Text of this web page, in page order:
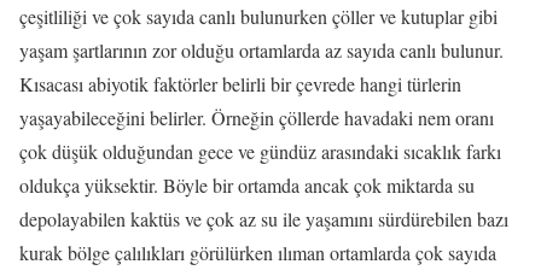
çeşitliliği ve çok sayıda canlı bulunurken çöller ve kutuplar gibi
yaşam şartlarının zor olduğu ortamlarda az sayıda canlı bulunur.
Kısacası abiyotik faktörler belirli bir çevrede hangi türlerin
yaşayabileceğini belirler. Örneğin çöllerde havadaki nem oranı
çok düşük olduğundan gece ve gündüz arasındaki sıcaklık farkı
oldukça yüksektir. Böyle bir ortamda ancak çok miktarda su
depolayabilen kaktüs ve çok az su ile yaşamını sürdürebilen bazı
kurak bölge çalılıkları görülürken ılıman ortamlarda çok sayıda